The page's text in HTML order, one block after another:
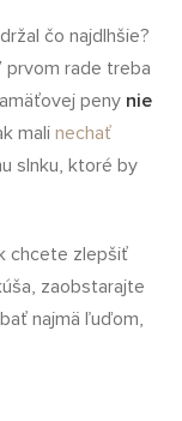
čo najdlhšie?
prvom rade treba
peny nie
mali nechať
slnku, ktoré by
chcete zlepšiť
zaobstarajte
najmä ľuďom,